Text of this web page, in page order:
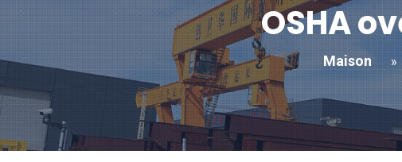
OSHA
Maison »